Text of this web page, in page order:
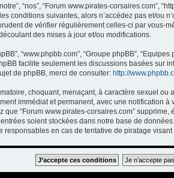
“nos”, “Forum www.pirates-
conditions suivantes, alors n’accédez pas et/ou
de vérifier régulièrement celles-ci par vous-
des mises à jour et/ou modifications.
“www.phpbb.com”, “Groupe phpBB”,
facilite seulement les discussions basées sur
de phpBB, merci de consulter: http://
choquant, menaçant, à caractère sexuel
immédiat et permanent, avec une notification
“Forum www.pirates-corsaires.com”
soient stockées dans notre base de
responsables en cas de tentative de piratage